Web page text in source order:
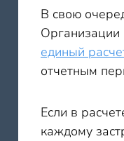
В свою
Организации
единый
отчетным
Если в
каждому